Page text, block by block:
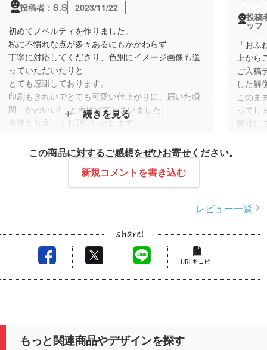
投稿者：S.S
2023/11/22
初めてノベルティを作りました。
私に不慣れな点が多々あるにもかかわらず
丁寧に対応してくださり、色別にイメージ画像も送
っていただいたりと
とても感謝しております。
印刷もきれいでとても可愛い仕上がりに、届いた瞬
間 かわいい! と声に出てしまいました。
今後とも宜しくお願いいたします。
スタッフコメント
レビュー投稿をいただきありがとうございます。
希望デザインがきれいに仕上がるか少しドキドキい
たしましたが、綺麗に可愛く仕上がっていて安心い
たしました!
続きを見る
投稿
ッフ
「お
上から
ご入稿
した解
このま
ってし
弊社に
この商品に対するご感想をぜひお寄せください。
新規コメントを書き込む
レビュー一覧
もっと関連商品やデザインを探す